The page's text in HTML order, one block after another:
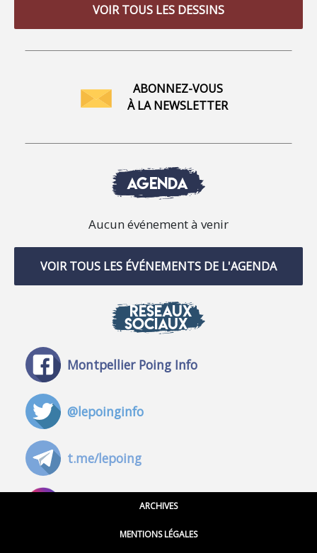
VOIR TOUS LES DESSINS
ABONNEZ-VOUS
À LA NEWSLETTER
AGENDA
Aucun événement à venir
VOIR TOUS LES ÉVÉNEMENTS DE L'AGENDA
RÉSEAUX
SOCIAUX
Montpellier Poing Info
@lepoinginfo
t.me/lepoing
@montpellierpoinginfo
ARCHIVES
MENTIONS LÉGALES